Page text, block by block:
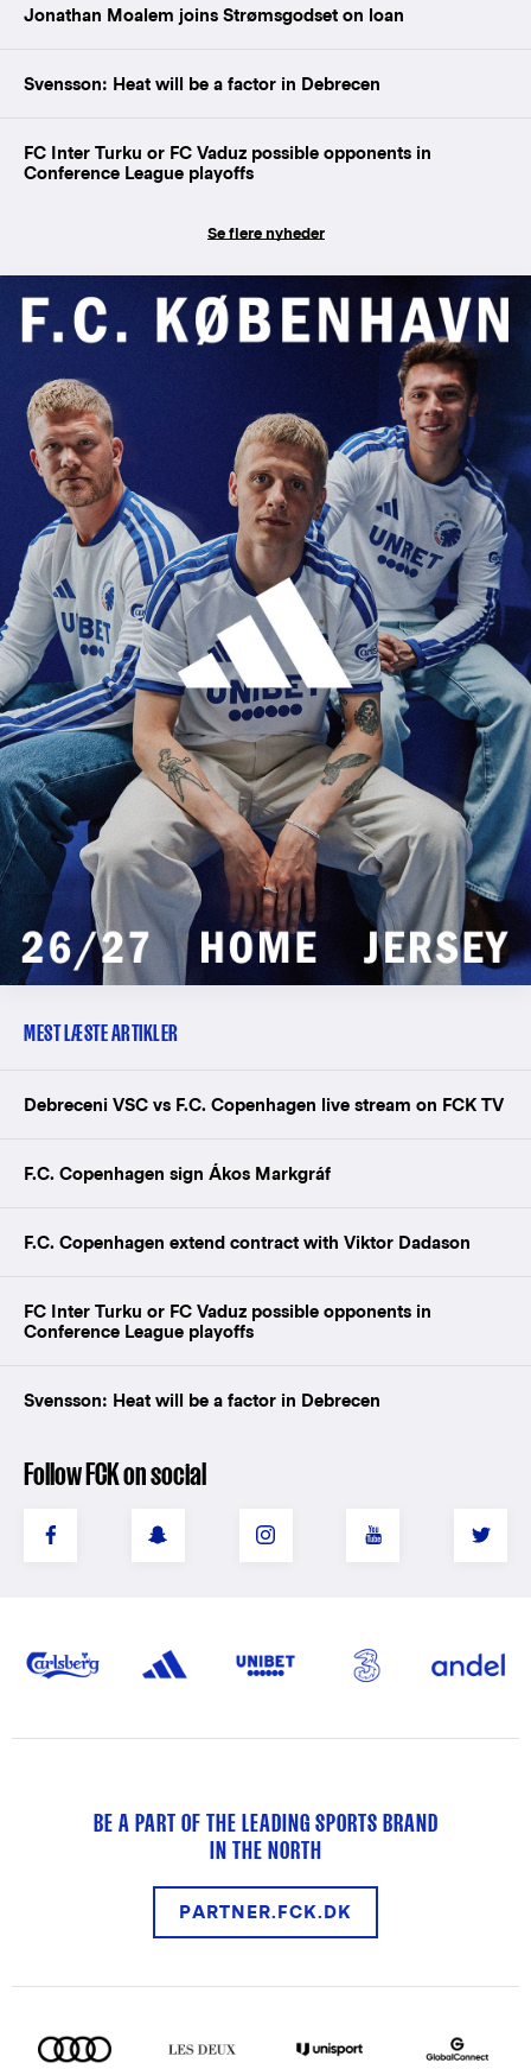
Jonathan Moalem joins Strømsgodset on loan
Svensson: Heat will be a factor in Debrecen
FC Inter Turku or FC Vaduz possible opponents in
Conference League playoffs
Se flere nyheder
MEST LÆSTE ARTIKLER
Debreceni VSC vs F.C. Copenhagen live stream on FCK TV
F.C. Copenhagen sign Ákos Markgráf
F.C. Copenhagen extend contract with Viktor Dadason
FC Inter Turku or FC Vaduz possible opponents in
Conference League playoffs
Svensson: Heat will be a factor in Debrecen
Follow FCK on social
BE A PART OF THE LEADING SPORTS BRAND
IN THE NORTH
PARTNER.FCK.DK